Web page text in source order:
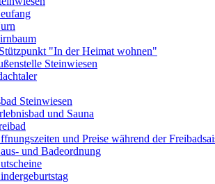
"In der Heimat wohnen"
Steinwiesen
Steinwiesen
und Sauna
und Preise während der
und Badeordnung